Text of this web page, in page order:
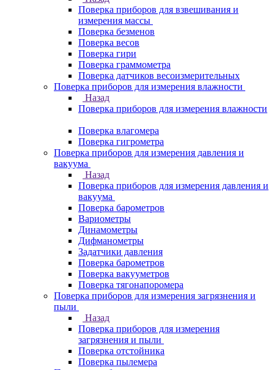
Поверка приборов для взвешивания и
измерения массы
Поверка безменов
Поверка весов
Поверка гири
Поверка граммометра
Поверка датчиков весоизмерительных
Поверка приборов для измерения влажности
Назад
Поверка приборов для измерения влажности
Поверка влагомера
Поверка гигрометра
Поверка приборов для измерения давления и
вакуума
Назад
Поверка приборов для измерения давления и
вакуума
Поверка барометров
Вариометры
Динамометры
Дифманометры
Задатчики давления
Поверка барометров
Поверка вакууметров
Поверка тягонапоромера
Поверка приборов для измерения загрязнения и
пыли
Назад
Поверка приборов для измерения
загрязнения и пыли
Поверка отстойника
Поверка пылемера